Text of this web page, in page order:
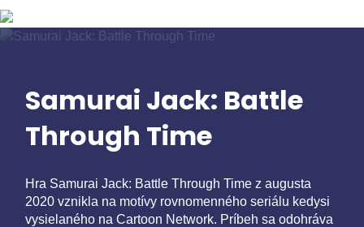
Samurai Jack: Battle
Through Time
Hra Samurai Jack: Battle Through Time z augusta
2020 vznikla na motívy rovnomenného seriálu kedysi
vysielaného na Cartoon Network. Príbeh sa odohráva